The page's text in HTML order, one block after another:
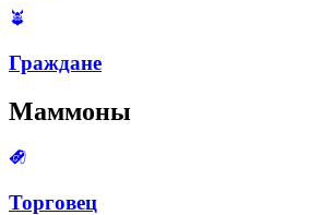
Граждане
Маммоны
Торговец